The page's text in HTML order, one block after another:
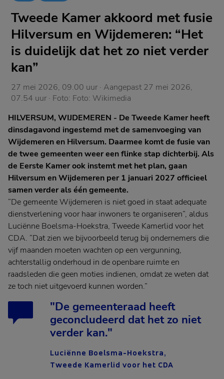
Tweede Kamer akkoord met fusie
Hilversum en Wijdemeren: “Het
is duidelijk dat het zo niet verder
kan”
27 mei 2026, 09.00 uur · Aangepast27 mei 2026,
07.54 uur · Foto: Foto: Wikimedia
HILVERSUM, WIJDEMEREN - De Tweede Kamer heeft
dinsdagavond ingestemd met de samenvoeging van
Wijdemeren en Hilversum. Daarmee komt de fusie van
de twee gemeenten weer een flinke stap dichterbij. Als
de Eerste Kamer ook instemt met het plan, gaan
Hilversum en Wijdemeren per 1 januari 2027 officieel
samen verder als één gemeente.
“De gemeente Wijdemeren is niet goed in staat adequate
dienstverlening voor haar inwoners te organiseren”, aldus
Luciënne Boelsma-Hoekstra, Tweede Kamerlid voor het
CDA. “Dat zien we bijvoorbeeld terug bij ondernemers die
vijf maanden moeten wachten op een vergunning,
achterstallig onderhoud in de openbare ruimte en
raadsleden die geen moties indienen, omdat ze weten dat
ze toch niet uitgevoerd kunnen worden.”
"De gemeenteraad heeft
geconcludeerd dat het zo niet
verder kan."
Luciënne Boelsma-Hoekstra,
Tweede Kamerlid voor het CDA